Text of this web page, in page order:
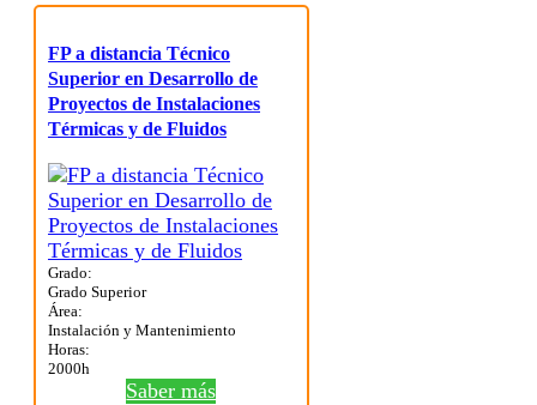
FP a distancia Técnico
Superior en Desarrollo de
Proyectos de Instalaciones
Térmicas y de Fluidos
Grado:
Grado Superior
Área:
Instalación y Mantenimiento
Horas:
2000h
Saber más